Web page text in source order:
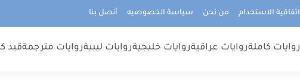
اتفاقية الاستخدام من نحن سياسة الخصوصيه أتصل بنا
روايات كاملةروايات عراقيةروايات خليجيةروايات ليبيةروايات مترجمةقيد